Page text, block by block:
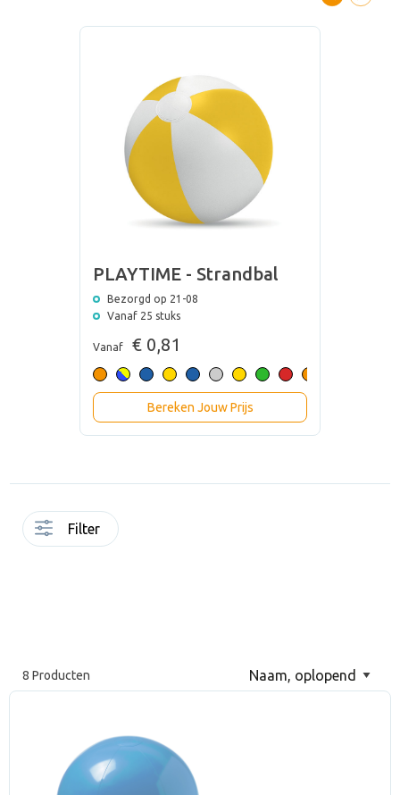
PLAYTIME - Strandbal
Bezorgd op 21-08
Vanaf 25 stuks
Vanaf € 0,81
Bereken Jouw Prijs
Filter
8 Producten